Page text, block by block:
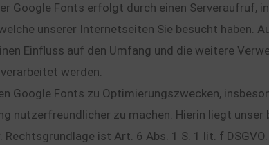
Google Fonts erfolgt durch einen Serveraufruf,
unserer Internetseiten Sie besucht haben.
Einfluss auf den Umfang und die weitere
werden.
Google Fonts zu Optimierungszwecken,
nutzerfreundlicher zu machen. Hierin liegt
ist Art. 6 Abs. 1 S. 1 lit. f DSGVO.